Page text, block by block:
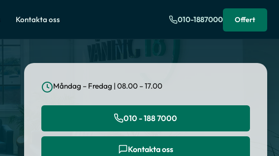
Kontakta oss 010-1887000 Offert
Måndag – Fredag | 08.00 – 17.00
010 - 188 7000
Kontakta oss